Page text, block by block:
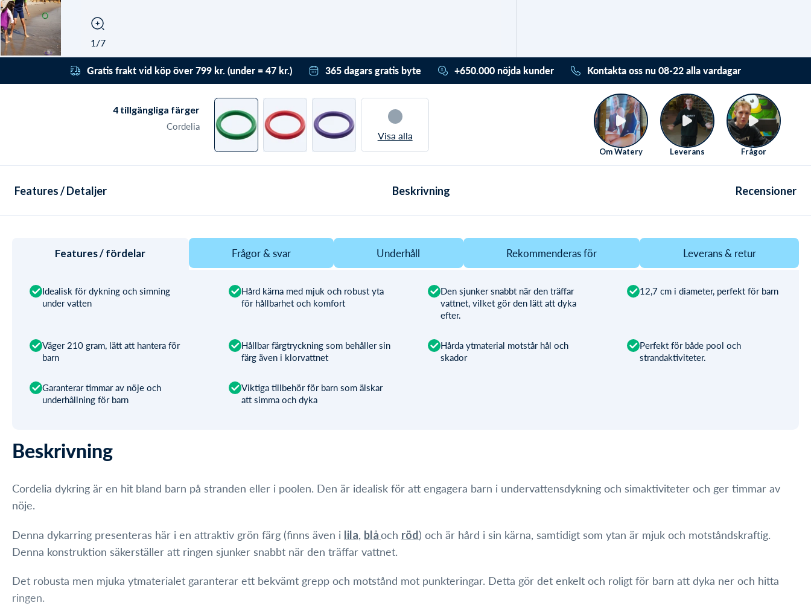
1/7
Gratis frakt vid köp över 799 kr. (under = 47 kr.)
/ DHL/ Postnord vid beställningar över 799 kr. Under
det kostar leverans från endast 47 kr. Leveransen är
dagligen vid beställning innan kl. 19:30
365 dagars gratis byte
Du har därför 365 dagar
att byta / få tillgodobevis.
Och det är
genom vårt
retursystem. Vid vanlig
retur har du hela 30
+650.000 nöjda kunder
dessa unikafördelar.
Kontakta oss nu 08-22 alla vardagar
Måndag-Fredag från kl. 08 till 22
kontaktmöjligheter här .
4 tillgängliga färger
Cordelia
Visa alla
Om Watery Leverans Frågor
Features / Detaljer Beskrivning Recensioner
Beskrivning
Cordelia dykring är en hit bland barn på stranden eller i poolen. Den är idealisk för att engagera barn i undervattensdykning och simaktiviteter och ger timmar av
nöje.
Denna dykarring presenteras här i en attraktiv grön färg (finns även i lila, blåoch röd) och är hård i sin kärna, samtidigt som ytan är mjuk och motståndskraftig.
Denna konstruktion säkerställer att ringen sjunker snabbt när den träffar vattnet.
Det robusta men mjuka ytmaterialet garanterar ett bekvämt grepp och motstånd mot punkteringar. Detta gör det enkelt och roligt för barn att dyka ner och hitta
ringen.
Features / fördelar
Idealisk för dykning och simning
under vatten
Hård kärna med mjuk och robust yta
för hållbarhet och komfort
Den sjunker snabbt när den träffar
vattnet, vilket gör den lätt att dyka
efter.
12,7 cm i diameter, perfekt för barn
Väger 210 gram, lätt att hantera för
barn
Hållbar färgtryckning som behåller sin
färg även i klorvattnet
Hårda ytmaterial motstår hål och
skador
Perfekt för både pool och
strandaktiviteter.
Garanterar timmar av nöje och
underhållning för barn
Viktiga tillbehör för barn som älskar
att simma och dyka
Frågor & svar Underhåll Rekommenderas för Leverans & retur